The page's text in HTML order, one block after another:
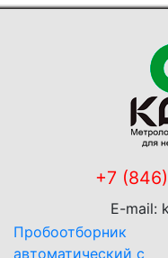
+7 (846)
E-mail:
Пробоотборник
автоматический с